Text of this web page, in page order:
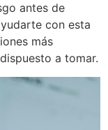
antes de
con esta
más
a tomar.